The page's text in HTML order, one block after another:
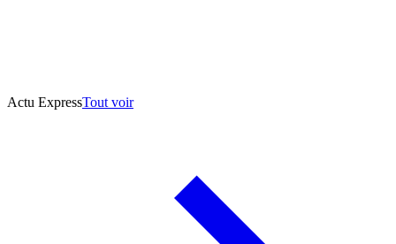
Actu ExpressTout voir